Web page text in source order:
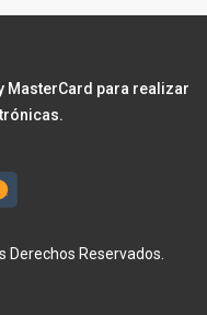
MasterCard para realizar
Derechos Reservados.